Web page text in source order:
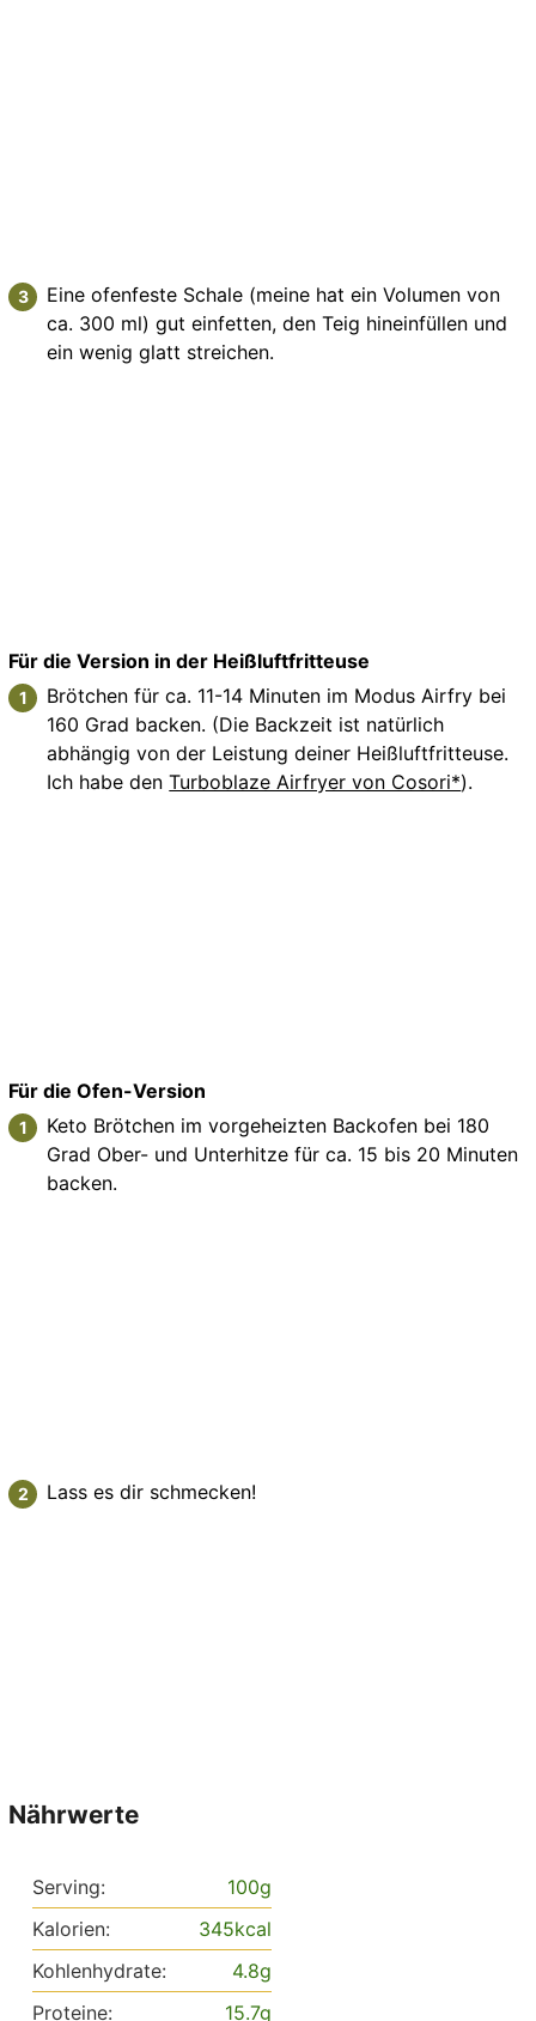
Eine ofenfeste Schale (meine hat ein Volumen von
ca. 300 ml) gut einfetten, den Teig hineinfüllen und
ein wenig glatt streichen.
Für die Version in der Heißluftfritteuse
Brötchen für ca. 11-14 Minuten im Modus Airfry bei
160 Grad backen. (Die Backzeit ist natürlich
abhängig von der Leistung deiner Heißluftfritteuse.
Ich habe denTurboblaze Airfryer von Cosori*).
Für die Ofen-Version
Keto Brötchen im vorgeheizten Backofen bei 180
Grad Ober- und Unterhitze für ca. 15 bis 20 Minuten
backen.
Lass es dir schmecken!
Nährwerte
Serving: 100g
Kalorien:
345kcal
Kohlenhydrate:
4.8g
Proteine:
15.7g